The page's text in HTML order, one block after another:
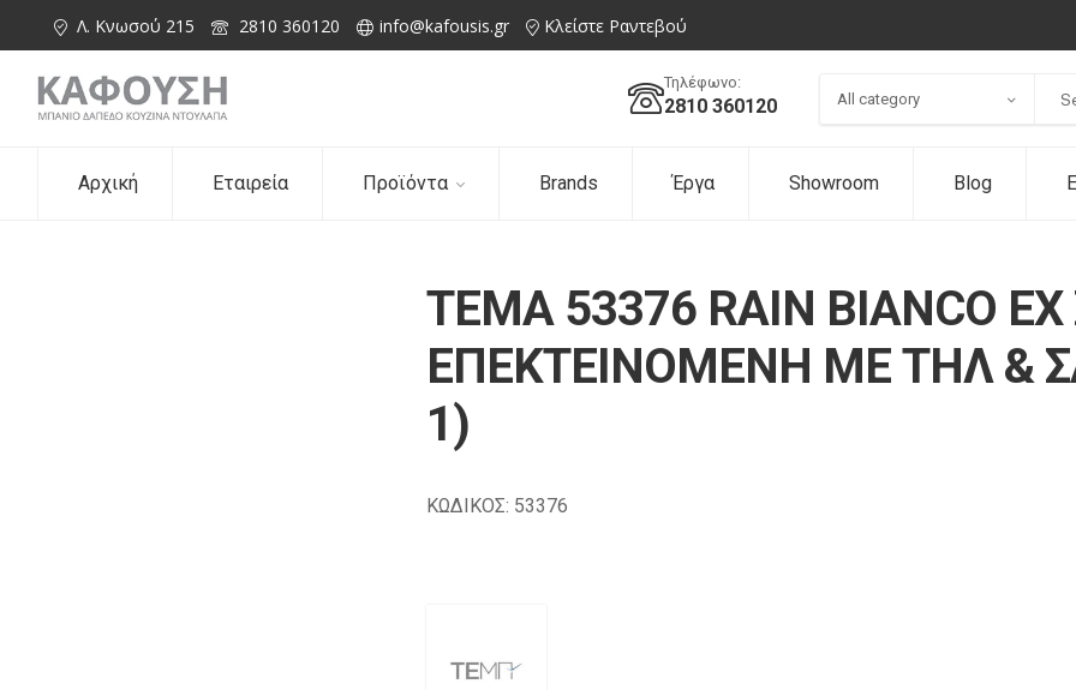
Λ. Κνωσού 215 2810 360120 info@kafousis.gr Κλείστε Ραντεβού
Τηλέφωνο:
2810 360120 All category
Αρχική Εταιρεία Προϊόντα Brands Έργα Showroom Blog
TEMA 53376 RAIN BIANCO
ΕΠΕΚΤΕΙΝΟΜΕΝΗ ΜΕ ΤΗΛ &
1)
ΚΩΔΙΚΟΣ: 53376